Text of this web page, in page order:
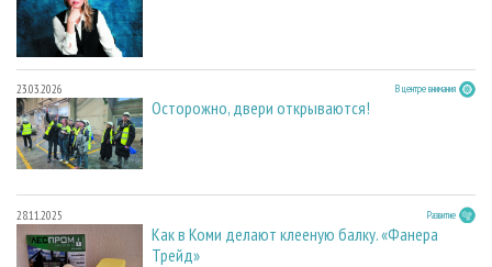
23.03.2026 В центре внимания
Осторожно, двери открываются!
28.11.2025 Развитие
Как в Коми делают клееную балку. «Фанера
Трейд»